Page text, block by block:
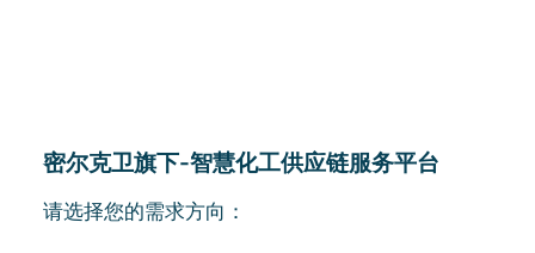
密尔克卫旗下-智慧化工供应链服务平台
请选择您的需求方向：